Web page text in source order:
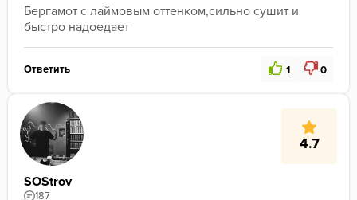
Бергамот с лаймовым оттенком,сильно сушит и
быстро надоедает
Ответить 1 0
4.7
SOStrov
187